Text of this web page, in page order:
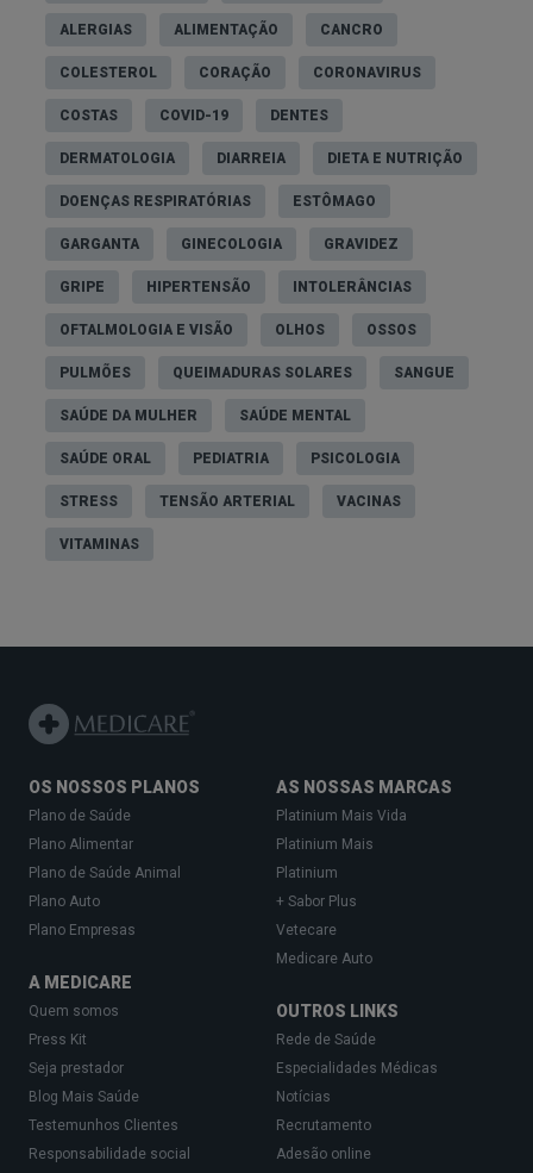
ALERGIAS ALIMENTAÇÃO CANCRO
COLESTEROL CORAÇÃO CORONAVIRUS
COSTAS COVID-19 DENTES
DERMATOLOGIA DIARREIA DIETA E NUTRIÇÃO
DOENÇAS RESPIRATÓRIAS ESTÔMAGO
GARGANTA GINECOLOGIA GRAVIDEZ
GRIPE HIPERTENSÃO INTOLERÂNCIAS
OFTALMOLOGIA E VISÃO OLHOS OSSOS
PULMÕES QUEIMADURAS SOLARES SANGUE
SAÚDE DA MULHER SAÚDE MENTAL
SAÚDE ORAL PEDIATRIA PSICOLOGIA
STRESS TENSÃO ARTERIAL VACINAS
VITAMINAS
OS NOSSOS PLANOS
Plano de Saúde
Plano Alimentar
Plano de Saúde Animal
Plano Auto
Plano Empresas
A MEDICARE
Quem somos
Press Kit
Seja prestador
Blog Mais Saúde
Testemunhos Clientes
Responsabilidade social
AS NOSSAS MARCAS
Platinium Mais Vida
Platinium Mais
Platinium
+ Sabor Plus
Vetecare
Medicare Auto
OUTROS LINKS
Rede de Saúde
Especialidades Médicas
Notícias
Recrutamento
Adesão online